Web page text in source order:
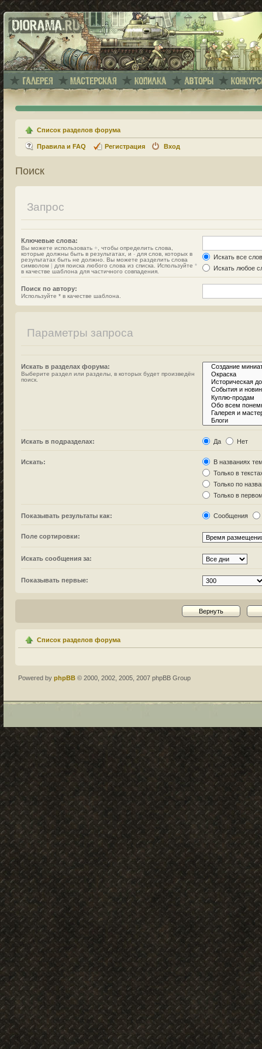
Список разделов форума
Правила и FAQ Регистрация Вход
Поиск
Запрос
Ключевые слова:
Вы можете использовать + , чтобы определить слова,
которые должны быть в результатах, и - для слов, которых в
результатах быть не должно. Вы можете разделить слова
символом | для поиска любого слова из списка. Используйте *
в качестве шаблона для частичного совпадения.
Искать все
Искать любое
Поиск по автору:
Используйте * в качестве шаблона.
Параметры запроса
Искать в разделах форума:
Выберите раздел или разделы, в которых будет произведён
поиск.
Искать в подразделах: Да Нет
Искать:
В названиях
Только в
Только по
Только в
Показывать результаты как: Сообщения
Поле сортировки:
Искать сообщения за:
Показывать первые:
Список разделов форума
Powered by phpBB © 2000, 2002, 2005, 2007 phpBB Group